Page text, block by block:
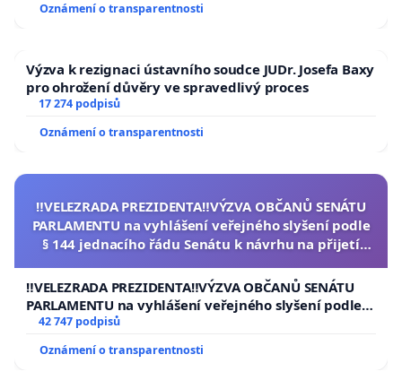
Oznámení o transparentnosti
Výzva k rezignaci ústavního soudce JUDr. Josefa Baxy
pro ohrožení důvěry ve spravedlivý proces
17 274 podpisů
Oznámení o transparentnosti
‼️VELEZRADA PREZIDENTA‼️VÝZVA OBČANŮ SENÁTU
PARLAMENTU na vyhlášení veřejného slyšení podle
§ 144 jednacího řádu Senátu k návrhu na přijetí
republiky
‼️VELEZRADA PREZIDENTA‼️VÝZVA OBČANŮ SENÁTU
PARLAMENTU na vyhlášení veřejného slyšení podle §
144 jednacího řádu Senátu k návrhu na přijetí
usnesení k podání ústavní žaloby na prezidenta
republiky
42 747 podpisů
Oznámení o transparentnosti